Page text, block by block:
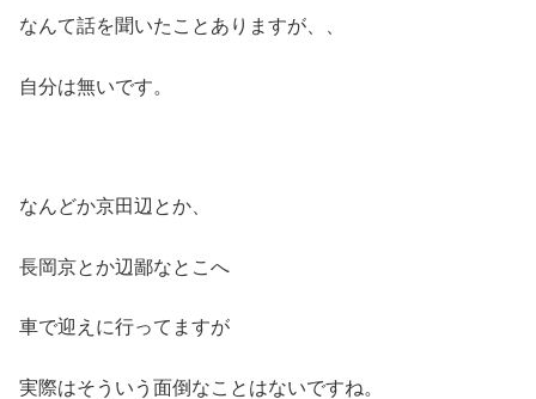
なんて話を聞いたことありますが、、
自分は無いです。
なんどか京田辺とか、
長岡京とか辺鄙なとこへ
車で迎えに行ってますが
実際はそういう面倒なことはないですね。